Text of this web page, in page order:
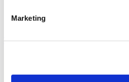
Marketing
Din kurv er tom.
Tilbage til shoppen
CATZ